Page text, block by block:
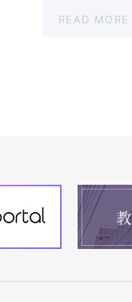
READ MORE